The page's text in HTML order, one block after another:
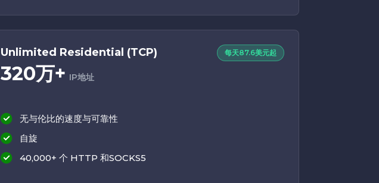
Unlimited Residential (TCP)
320万+ IP地址
每天87.6美元起
无与伦比的速度与可靠性
自旋
40,000+ 个 HTTP 和SOCKS5